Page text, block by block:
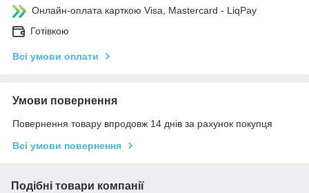
Онлайн-оплата карткою Visa, Mastercard - LiqPay
Готівкою
Всі умови оплати
Умови повернення
Повернення товару впродовж 14 днів за рахунок покупця
Всі умови повернення
Подібні товари компанії